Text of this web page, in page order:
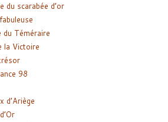
du scarabée d’or
du Téméraire
la Victoire
98
d’Ariège